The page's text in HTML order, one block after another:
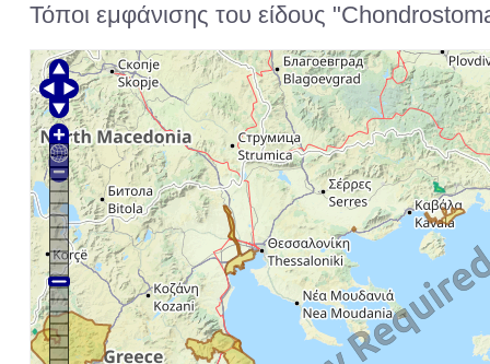
Τόποι εμφάνισης του είδους